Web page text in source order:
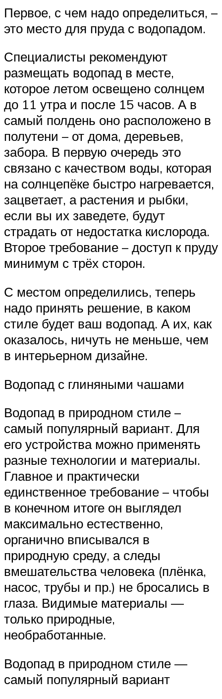
Первое, с чем надо определиться, –
это место для пруда с водопадом.
Специалисты рекомендуют
размещать водопад в месте,
которое летом освещено солнцем
до 11 утра и после 15 часов. А в
самый полдень оно расположено в
полутени – от дома, деревьев,
забора. В первую очередь это
связано с качеством воды, которая
на солнцепёке быстро нагревается,
зацветает, а растения и рыбки,
если вы их заведете, будут
страдать от недостатка кислорода.
Второе требование – доступ к пруду
минимум с трёх сторон.
С местом определились, теперь
надо принять решение, в каком
стиле будет ваш водопад. А их, как
оказалось, ничуть не меньше, чем
в интерьерном дизайне.
Водопад с глиняными чашами
Водопад в природном стиле –
самый популярный вариант. Для
его устройства можно применять
разные технологии и материалы.
Главное и практически
единственное требование – чтобы
в конечном итоге он выглядел
максимально естественно,
органично вписывался в
природную среду, а следы
вмешательства человека (плёнка,
насос, трубы и пр.) не бросались в
глаза. Видимые материалы —
только природные,
необработанные.
Водопад в природном стиле —
самый популярный вариант